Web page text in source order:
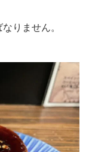
りません。